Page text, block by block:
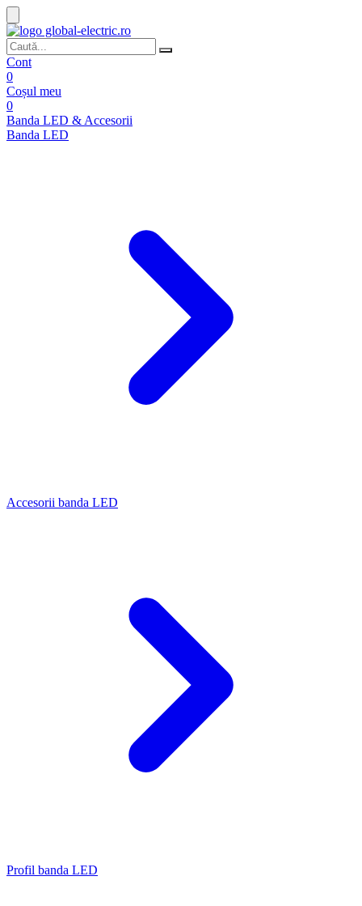
Cont
0
Coșul meu
0
Banda LED & Accesorii
Banda LED
Accesorii banda LED
Profil banda LED